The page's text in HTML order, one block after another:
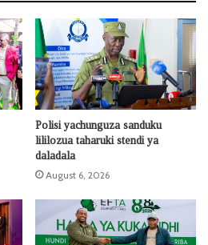
Polisi yachunguza sanduku
lililozua taharuki stendi ya
daladala
August 6, 2026